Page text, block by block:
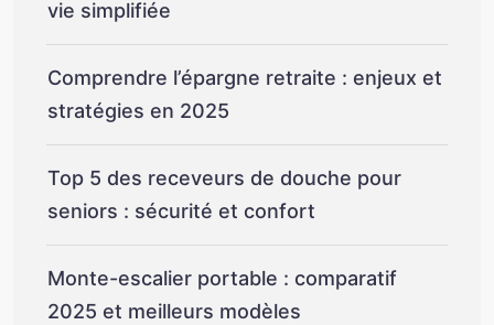
vie simplifiée
Comprendre l’épargne retraite : enjeux et
stratégies en 2025
Top 5 des receveurs de douche pour
seniors : sécurité et confort
Monte-escalier portable : comparatif
2025 et meilleurs modèles